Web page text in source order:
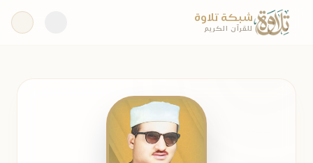
شبكة تلاوة
للقرآن الكريم